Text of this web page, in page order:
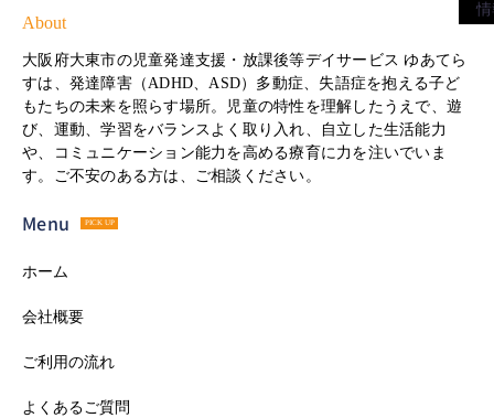
About
大阪府大東市の児童発達支援・放課後等デイサービス ゆあてら
すは、発達障害（ADHD、ASD）多動症、失語症を抱える子ど
もたちの未来を照らす場所。児童の特性を理解したうえで、遊
び、運動、学習をバランスよく取り入れ、自立した生活能力
や、コミュニケーション能力を高める療育に力を注いでいま
す。ご不安のある方は、ご相談ください。
Menu PICK UP
ホーム
会社概要
ご利用の流れ
よくあるご質問